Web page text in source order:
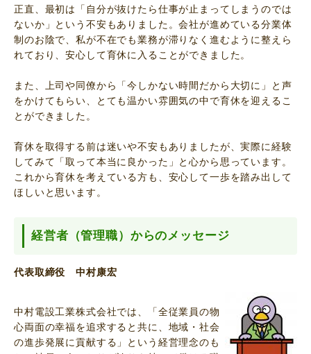
正直、最初は「自分が抜けたら仕事が止まってしまうのでは
ないか」という不安もありました。会社が進めている分業体
制のお陰で、私が不在でも業務が滞りなく進むように整えら
れており、安心して育休に入ることができました。
また、上司や同僚から「今しかない時間だから大切に」と声
をかけてもらい、とても温かい雰囲気の中で育休を迎えるこ
とができました。
育休を取得する前は迷いや不安もありましたが、実際に経験
してみて「取って本当に良かった」と心から思っています。
これから育休を考えている方も、安心して一歩を踏み出して
ほしいと思います。
経営者（管理職）からのメッセージ
代表取締役 中村康宏
中村電設工業株式会社では、「全従業員の物
心両面の幸福を追求すると共に、地域・社会
の進歩発展に貢献する」という経営理念のも